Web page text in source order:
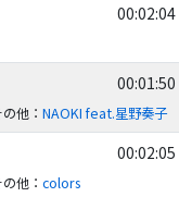
00:02:04
00:01:50
の他 ：NAOKI feat.星野奏子
00:02:05
の他 ：colors